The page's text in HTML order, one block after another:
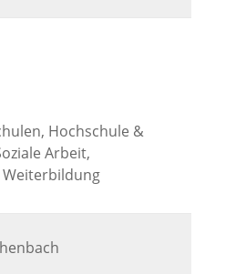
Hochschule &
Arbeit,
Weiterbildung